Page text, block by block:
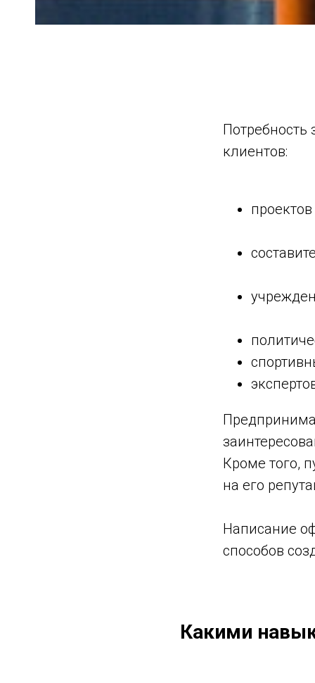
Потребность
клиентов:
Кроме того,
на его
Написание
способов
Какими